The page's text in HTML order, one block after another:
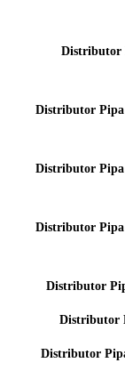
Distributor
Distributor Pipa
Distributor Pipa
Distributor Pipa
Distributor
Distributor
Distributor